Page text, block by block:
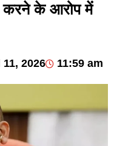
करने के आरोप में
2026 11:59 am